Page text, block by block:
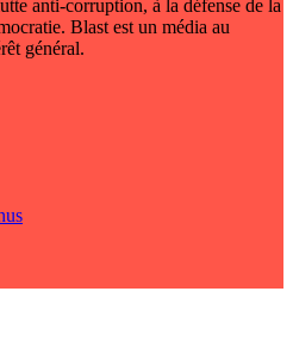
anti-corruption, à la défense de la
Blast est un média au
général.